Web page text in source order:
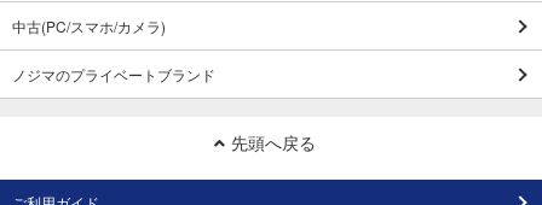
中古(PC/スマホ/カメラ)
ノジマのプライベートブランド
先頭へ戻る